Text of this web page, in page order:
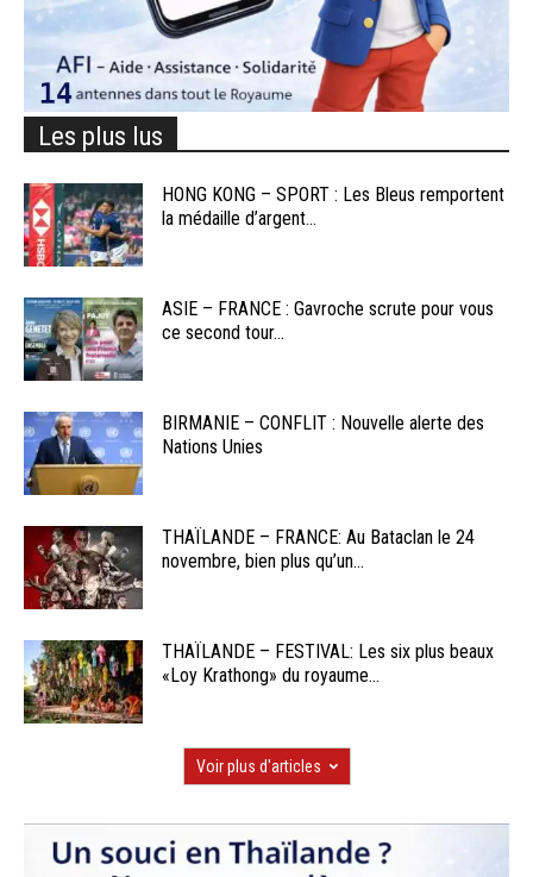
Les plus lus
HONG KONG – SPORT : Les Bleus remportent
la médaille d’argent...
ASIE – FRANCE : Gavroche scrute pour vous
ce second tour...
BIRMANIE – CONFLIT : Nouvelle alerte des
Nations Unies
THAÏLANDE – FRANCE: Au Bataclan le 24
novembre, bien plus qu’un...
THAÏLANDE – FESTIVAL: Les six plus beaux
«Loy Krathong» du royaume...
Voir plus d'articles